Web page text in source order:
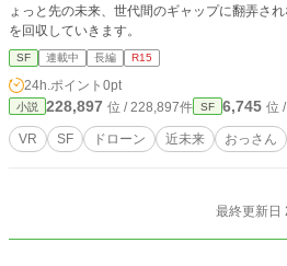
ょっと先の未来、世代間のギャップに翻弄さ
を回収していきます。
SF 連載中 長編 R15
24h.ポイント 0pt
小説 228,897 位 / 228,897件 SF 6,745 位
VR SF ドローン 近未来 おっさん
最終更新日